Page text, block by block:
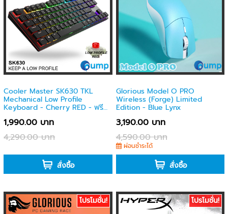
Cooler Master SK630 TKL
Mechanical Low Profile
Keyboard - Cherry RED - ฟรี
1,990.00 บาท
4,290.00 บาท
สั่งซื้อ
Glorious Model O PRO
Wireless (Forge) Limited
Edition - Blue Lynx
3,190.00 บาท
4,590.00 บาท
ผ่อนชำระได้
สั่งซื้อ
โปรโมชั่น! โปรโมชั่น!